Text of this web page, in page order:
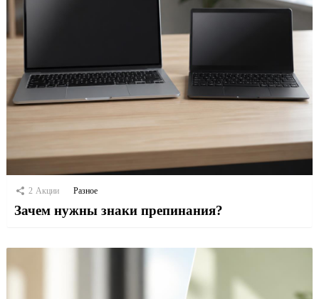
2 Акции Разное
Зачем нужны знаки препинания?